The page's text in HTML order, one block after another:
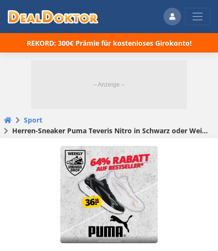
REKORD: 300€ Prämie für kostenloses Girokonto!
Sport
Herren-Sneaker Puma Teveris Nitro in Schwarz oder Weiß für 40,31€ (statt 46€)